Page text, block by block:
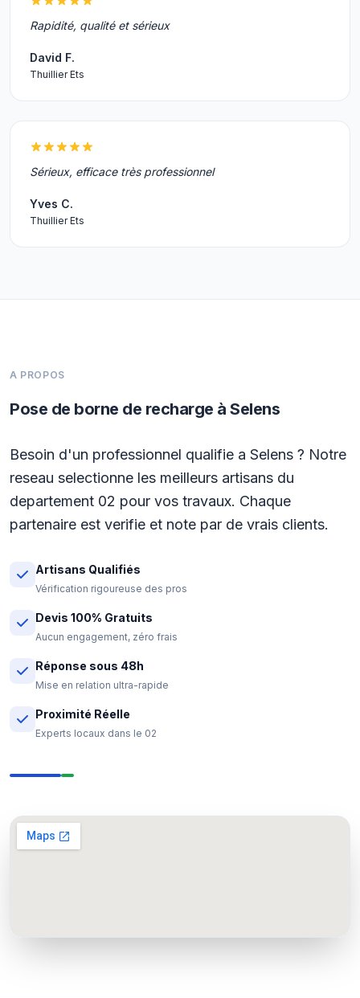
Rapidité, qualité et sérieux
David F.
Thuillier Ets
Sérieux, efficace très professionnel
Yves C.
Thuillier Ets
A PROPOS
Pose de borne de recharge à Selens
Besoin d'un professionnel qualifie a Selens ? Notre
reseau selectionne les meilleurs artisans du
departement 02 pour vos travaux. Chaque
partenaire est verifie et note par de vrais clients.
Artisans Qualifiés
Vérification rigoureuse des pros
Devis 100% Gratuits
Aucun engagement, zéro frais
Réponse sous 48h
Mise en relation ultra-rapide
Proximité Réelle
Experts locaux dans le 02